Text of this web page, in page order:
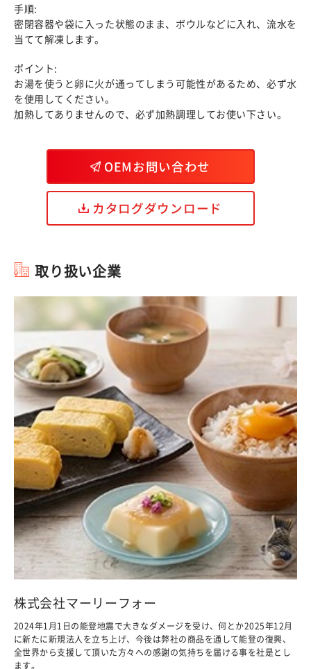
手順:
密閉容器や袋に入った状態のまま、ボウルなどに入れ、流水を
当てて解凍します。
ポイント:
お湯を使うと卵に火が通ってしまう可能性があるため、必ず水
を使用してください。
加熱してありませんので、必ず加熱調理してお使い下さい。
OEMお問い合わせ
カタログダウンロード
取り扱い企業
株式会社マーリーフォー
2024年1月1日の能登地震で大きなダメージを受け、何とか2025年12月
に新たに新規法人を立ち上げ、今後は弊社の商品を通して能登の復興、
全世界から支援して頂いた方々への感謝の気持ちを届ける事を社是とし
ます。